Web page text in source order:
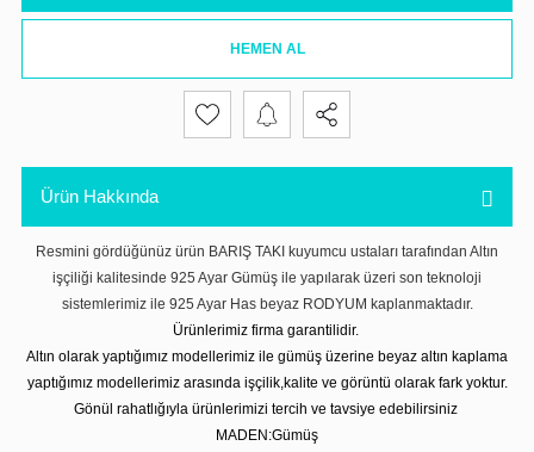
HEMEN AL
Ürün Hakkında
Resmini gördüğünüz ürün BARIŞ TAKI kuyumcu ustaları tarafından Altın
işçiliği kalitesinde 925 Ayar Gümüş ile yapılarak üzeri son teknoloji
sistemlerimiz ile 925 Ayar Has beyaz RODYUM kaplanmaktadır.
Ürünlerimiz firma garantilidir.
Altın olarak yaptığımız modellerimiz ile gümüş üzerine beyaz altın kaplama
yaptığımız modellerimiz arasında işçilik,kalite ve görüntü olarak fark yoktur.
Gönül rahatlığıyla ürünlerimizi tercih ve tavsiye edebilirsiniz
MADEN:Gümüş